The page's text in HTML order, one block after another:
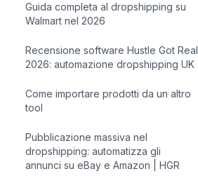
Guida completa al dropshipping su
Walmart nel 2026
Recensione software Hustle Got Real
2026: automazione dropshipping UK
Come importare prodotti da un altro
tool
Pubblicazione massiva nel
dropshipping: automatizza gli
annunci su eBay e Amazon | HGR